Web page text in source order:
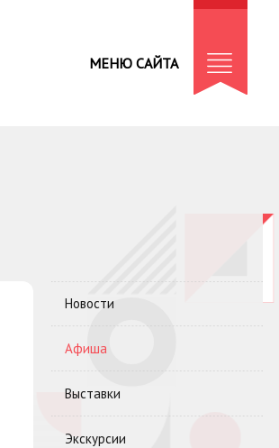
МЕНЮ САЙТА
Новости
Афиша
Выставки
Экскурсии